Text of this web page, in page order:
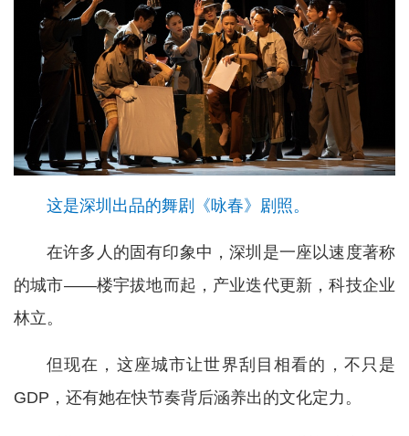
这是深圳出品的舞剧《咏春》剧照。
在许多人的固有印象中，深圳是一座以速度著称
的城市——楼宇拔地而起，产业迭代更新，科技企业
林立。
但现在，这座城市让世界刮目相看的，不只是
GDP，还有她在快节奏背后涵养出的文化定力。